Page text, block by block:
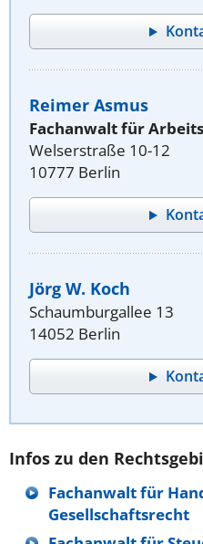
Reimer Asmus
Fachanwalt für
Welserstraße 10-12
10777 Berlin
Jörg W. Koch
Schaumburgallee 13
14052 Berlin
Infos zu den
Fachanwalt für
Gesellschaftsrecht